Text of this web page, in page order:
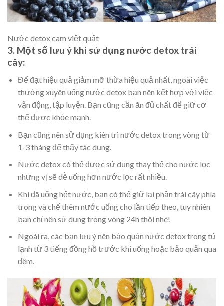
Nước detox cam việt quất
3. Một số lưu ý khi sử dụng nước detox trái
cây:
Để đạt hiệu quả giảm mỡ thừa hiệu quả nhất, ngoài việc
thường xuyên uống nước detox bạn nên kết hợp với việc
vận động, tập luyện. Bạn cũng cần ăn đủ chất để giữ cơ
thể được khỏe mạnh.
Bạn cũng nên sử dụng kiên trì nước detox trong vòng từ
1-3 tháng để thấy tác dụng.
Nước detox có thể được sử dụng thay thế cho nước lọc
nhưng vị sẽ dễ uống hơn nước lọc rất nhiều.
Khi đã uống hết nước, bạn có thể giữ lại phần trái cây phía
trong và chế thêm nước uống cho lần tiếp theo, tuy nhiên
bạn chỉ nên sử dụng trong vòng 24h thôi nhé!
Ngoài ra, các bạn lưu ý nên bảo quản nước detox trong tủ
lạnh từ 3 tiếng đồng hồ trước khi uống hoặc bảo quản qua
đêm.